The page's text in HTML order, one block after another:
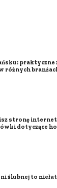
różnych
stronę
dotyczące
ślubnej to